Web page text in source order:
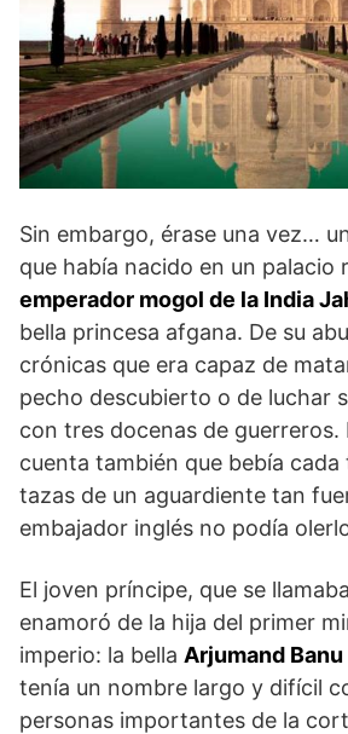
Sin embargo, érase una vez…
que había nacido en un palacio
emperador mogol de la India
bella princesa afgana. De su
crónicas que era capaz de
pecho descubierto o de luchar
con tres docenas de guerreros.
cuenta también que bebía
tazas de un aguardiente tan
embajador inglés no podía
El joven príncipe, que se llamaba
enamoró de la hija del primer
imperio: la bella Arjumand
tenía un nombre largo y difícil
personas importantes de la